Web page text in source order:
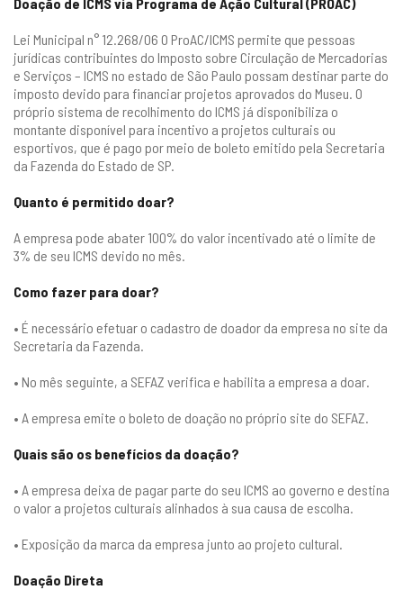
Lei Municipal n° 12.268/06 O ProAC/ICMS permite que pessoas
jurídicas contribuintes do Imposto sobre Circulação de Mercadorias
e Serviços – ICMS no estado de São Paulo possam destinar parte do
imposto devido para financiar projetos aprovados do Museu. O
próprio sistema de recolhimento do ICMS já disponibiliza o
montante disponível para incentivo a projetos culturais ou
esportivos, que é pago por meio de boleto emitido pela Secretaria
da Fazenda do Estado de SP. ​
​Quanto é permitido doar?
A empresa pode abater 100% do valor incentivado até o limite de
3% de seu ICMS devido no mês.
Como fazer para doar?
• É necessário efetuar o cadastro de doador da empresa no site da
Secretaria da Fazenda.
• No mês seguinte, a SEFAZ verifica e habilita a empresa a doar.
• A empresa emite o boleto de doação no próprio site do SEFAZ.
Quais são os benefícios da doação?
• A empresa deixa de pagar parte do seu ICMS ao governo e destina
o valor a projetos culturais alinhados à sua causa de escolha.
• Exposição da marca da empresa junto ao projeto cultural.
Doação Direta